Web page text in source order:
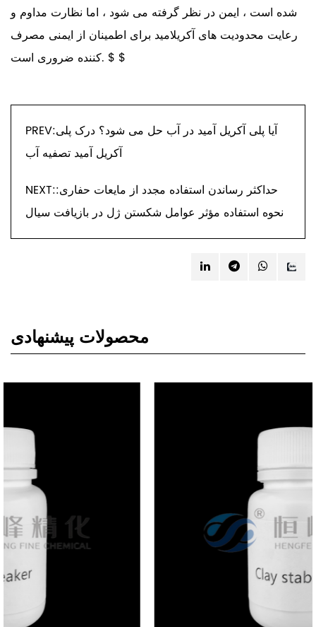
شده است ، ایمن در نظر گرفته می شود ، اما نظارت مداوم و
رعایت محدودیت های آکریلامید برای اطمینان از ایمنی مصرف
کننده ضروری است. $ $
PREV:آیا پلی آکریل آمید در آب حل می شود؟ درک پلی
آکریل آمید تصفیه آب
NEXT:حداکثر رساندن استفاده مجدد از مایعات حفاری:
نحوه استفاده مؤثر عوامل شکستن ژل در بازیافت سیال
محصولات پیشنهادی